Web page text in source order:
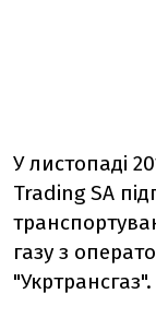
У листопаді
Trading SA
газу з
"Укртрансгаз".